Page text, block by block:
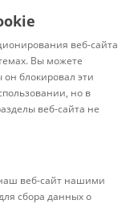
веб-сайта
Вы можете
он блокировал эти
но в
веб-сайта не
веб-сайт нашими
сбора данных о